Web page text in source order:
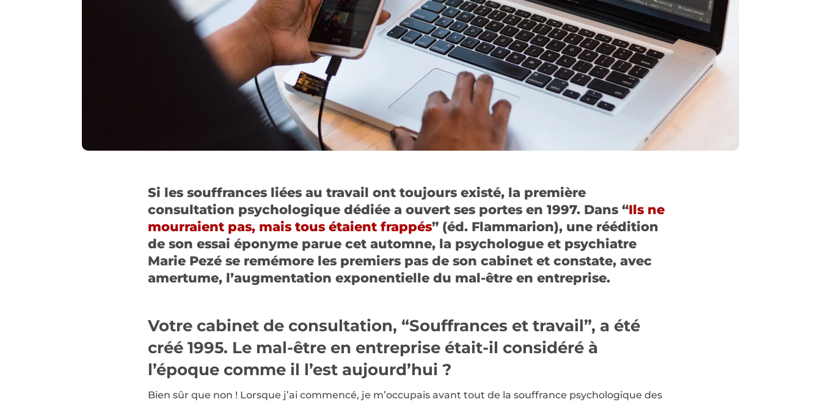
Si les souffrances liées au travail ont toujours existé, la première
consultation psychologique dédiée a ouvert ses portes en 1997. Dans “Ils ne
mourraient pas, mais tous étaient frappés” (éd. Flammarion), une réédition
de son essai éponyme parue cet automne, la psychologue et psychiatre
Marie Pezé se remémore les premiers pas de son cabinet et constate, avec
amertume, l’augmentation exponentielle du mal-être en entreprise.
Votre cabinet de consultation, “Souffrances et travail”, a été
créé 1995. Le mal-être en entreprise était-il considéré à
l’époque comme il l’est aujourd’hui ?
Bien sûr que non ! Lorsque j’ai commencé, je m’occupais avant tout de la souffrance psychologique des